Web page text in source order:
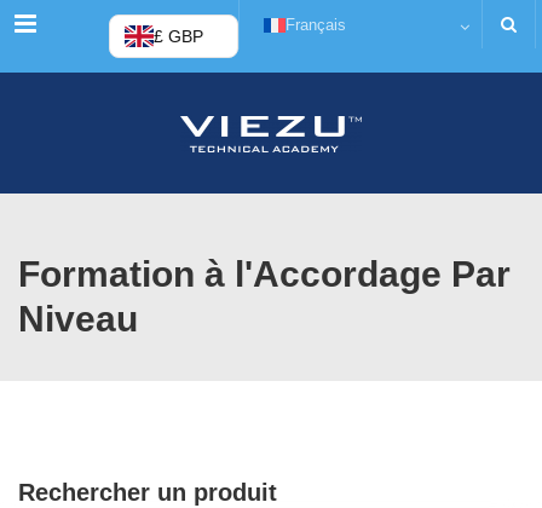
Menu £ GBP
Français
Formation à l'Accordage Par
Niveau
Rechercher un produit